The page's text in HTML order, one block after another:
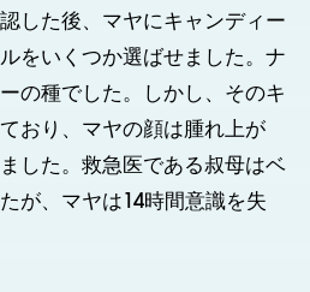
した後、マヤにキャンディー
をいくつか選ばせました。ナ
の種でした。しかし、そのキ
おり、マヤの顔は腫れ上が
した。救急医である叔母はベ
が、マヤは14時間意識を失